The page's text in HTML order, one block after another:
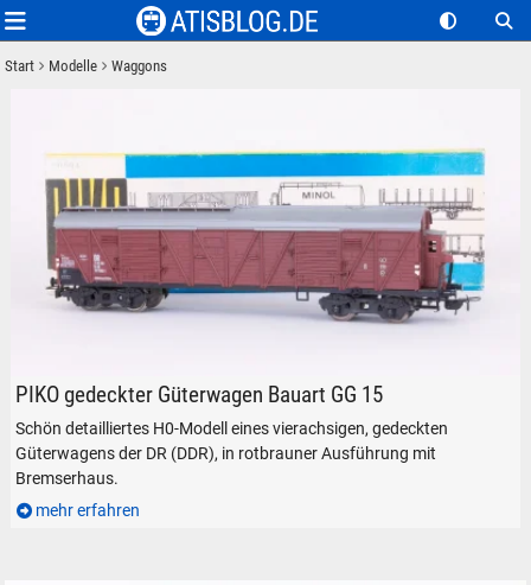
Start Modelle Waggons
Gedeckter Güterwagen der Bauart GG 15 der DR
PIKO gedeckter Güterwagen Bauart GG 15
Schön detailliertes H0-Modell eines vierachsigen, gedeckten
Güterwagens der DR (DDR), in rotbrauner Ausführung mit
Bremserhaus.
mehr erfahren